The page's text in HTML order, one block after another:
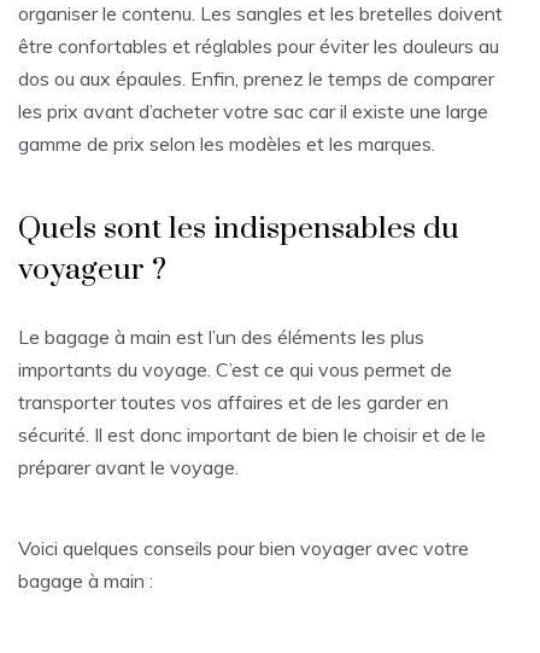
organiser le contenu. Les sangles et les bretelles doivent
être confortables et réglables pour éviter les douleurs au
dos ou aux épaules. Enfin, prenez le temps de comparer
les prix avant d’acheter votre sac car il existe une large
gamme de prix selon les modèles et les marques.
Quels sont les indispensables du
voyageur ?
Le bagage à main est l’un des éléments les plus
importants du voyage. C’est ce qui vous permet de
transporter toutes vos affaires et de les garder en
sécurité. Il est donc important de bien le choisir et de le
préparer avant le voyage.
Voici quelques conseils pour bien voyager avec votre
bagage à main :